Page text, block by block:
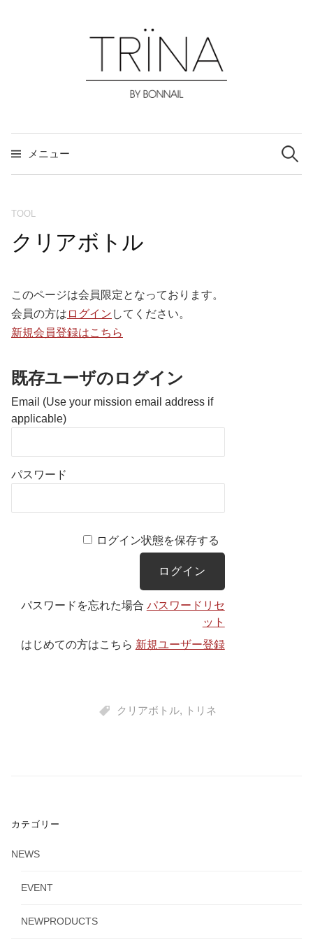
ス
キ
メニュー
索:
TOOL
クリアボトル
このページは会員限定となっております。
会員の方は ログイン してください。
新規会員登録はこちら
既存ユーザのログイン
Email (Use your mission email address if
applicable)
パスワード
ログイン状態を保存する
パスワードを忘れた場合 パスワードリセ
ット
はじめての方はこちら 新規ユーザー登録
クリアボトル, トリネ
カテゴリー
NEWS
EVENT
NEWPRODUCTS